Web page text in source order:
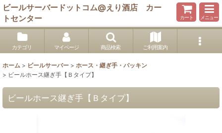
ビールサーバードットコム@えり酒店 カー
トセンター
カート メニュー
カテゴリ マイページ 商品検索 ご利用案内
ホーム > ビールサーバー > ホース・継ぎ手・パッキン
> ビールホース継ぎ手【Ｂタイプ】
ビールホース継ぎ手【Ｂタイプ】